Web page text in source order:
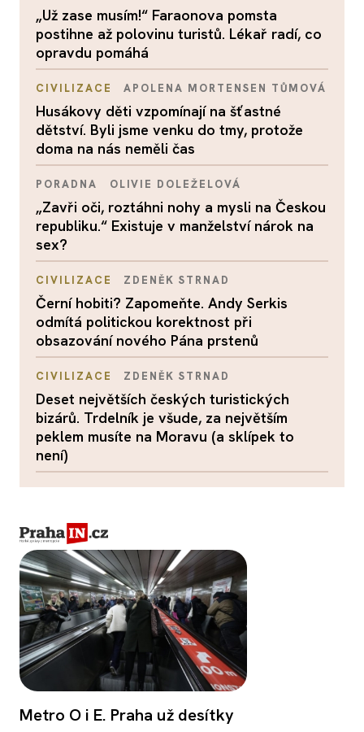
„Už zase musím!“ Faraonova pomsta
postihne až polovinu turistů. Lékař radí, co
opravdu pomáhá
CIVILIZACE APOLENA MORTENSEN TŮMOVÁ
Husákovy děti vzpomínají na šťastné
dětství. Byli jsme venku do tmy, protože
doma na nás neměli čas
PORADNA OLIVIE DOLEŽELOVÁ
„Zavři oči, roztáhni nohy a mysli na Českou
republiku.“ Existuje v manželství nárok na
sex?
CIVILIZACE ZDENĚK STRNAD
Černí hobiti? Zapomeňte. Andy Serkis
odmítá politickou korektnost při
obsazování nového Pána prstenů
CIVILIZACE ZDENĚK STRNAD
Deset největších českých turistických
bizárů. Trdelník je všude, za největším
peklem musíte na Moravu (a sklípek to
není)
Metro O i E. Praha už desítky